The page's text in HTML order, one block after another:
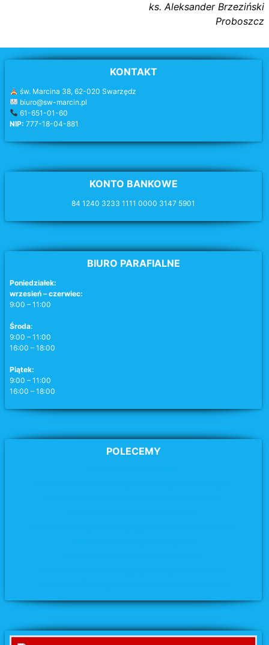
ks. Aleksander Brzeziński
Proboszcz
KONTAKT
św. Marcina 38, 62-020 Swarzędz
biuro@sw-marcin.pl
61-651-01-60
NIP: 777-18-04-881
KONTO BANKOWE
84 1240 3233 1111 0000 3147 5901
BIURO PARAFIALNE
Poniedziałek:
wrzesień – czerwiec:
9:00 – 11:00
Środa:
9:00 – 11:00
16:00 – 18:00
Piątek:
9:00 – 11:00
16:00 – 18:00
POLECEMY